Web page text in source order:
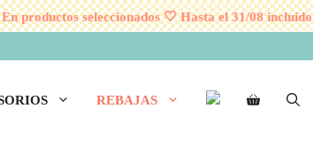
seleccionados 🤍 Hasta el 31/08 incluido
REBAJAS